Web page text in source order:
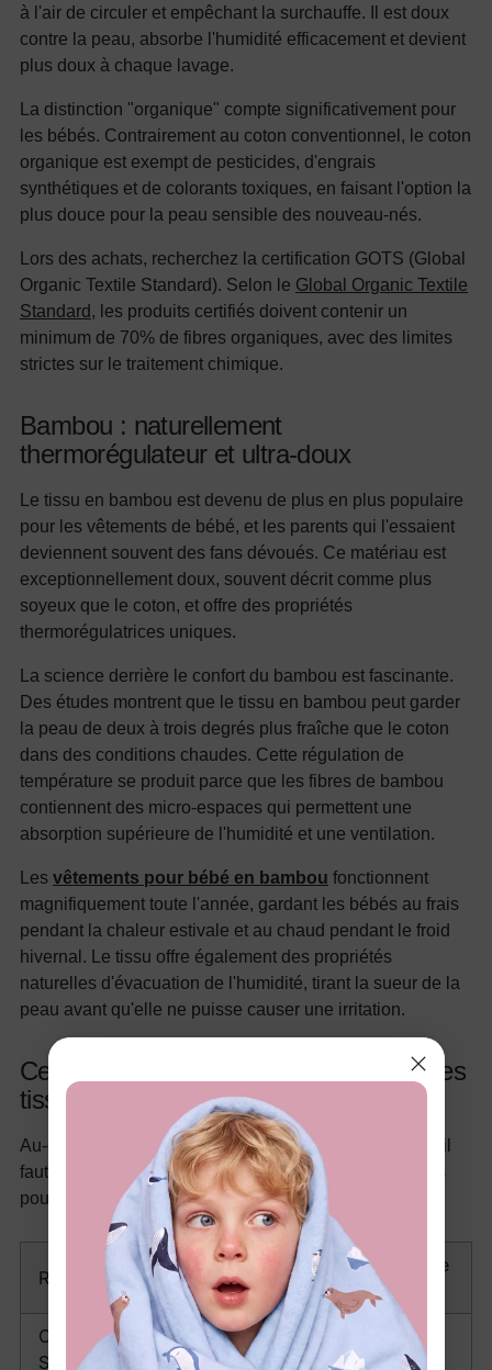
à l'air de circuler et empêchant la surchauffe. Il est doux
contre la peau, absorbe l'humidité efficacement et devient
plus doux à chaque lavage.
La distinction "organique" compte significativement pour
les bébés. Contrairement au coton conventionnel, le coton
organique est exempt de pesticides, d'engrais
synthétiques et de colorants toxiques, en faisant l'option la
plus douce pour la peau sensible des nouveau-nés.
Lors des achats, recherchez la certification GOTS (Global
Organic Textile Standard). Selon le Global Organic Textile
Standard, les produits certifiés doivent contenir un
minimum de 70% de fibres organiques, avec des limites
strictes sur le traitement chimique.
Bambou : naturellement
thermorégulateur et ultra-doux
Le tissu en bambou est devenu de plus en plus populaire
pour les vêtements de bébé, et les parents qui l'essaient
deviennent souvent des fans dévoués. Ce matériau est
exceptionnellement doux, souvent décrit comme plus
soyeux que le coton, et offre des propriétés
thermorégulatrices uniques.
La science derrière le confort du bambou est fascinante.
Des études montrent que le tissu en bambou peut garder
la peau de deux à trois degrés plus fraîche que le coton
dans des conditions chaudes. Cette régulation de
température se produit parce que les fibres de bambou
contiennent des micro-espaces qui permettent une
absorption supérieure de l'humidité et une ventilation.
Les vêtements pour bébé en bambou fonctionnent
magnifiquement toute l'année, gardant les bébés au frais
pendant la chaleur estivale et au chaud pendant le froid
hivernal. Le tissu offre également des propriétés
naturelles d'évacuation de l'humidité, tirant la sueur de la
peau avant qu'elle ne puisse causer une irritation.
Ce qu'il faut rechercher et éviter dans les
tissus pour vêtements de bébé
Au-delà du coton organique et du bambou, voici ce qu'il
faut chercher et éviter lors de la sélection de vêtements
pour bébé quotidiens :
Rechercher
Éviter pour l'usage
quotidien
Certification OEKO-TEX
Standard 100
100% polyester